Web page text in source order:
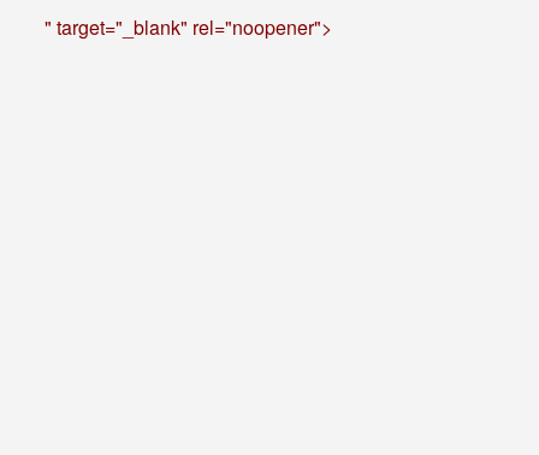
" target="_blank" rel="noopener">